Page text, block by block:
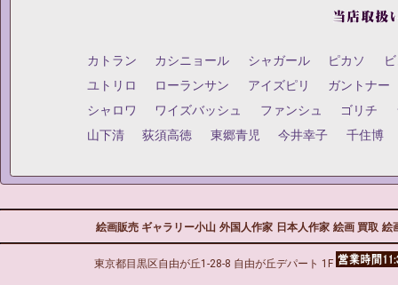
カトラン カシニョール シャガール ピカソ
ユトリロ
ローランサン アイズピリ
ガントナー
シャロワ
ワイズバッシュ ファンシュ ゴリチ
山下清
荻須高徳 東郷青児 今井幸子 千住博
絵画販売 ギャラリー小山 外国人作家 日本人作家 絵画 買取 絵
東京都目黒区自由が丘1-28-8 自由が丘デパート 1F